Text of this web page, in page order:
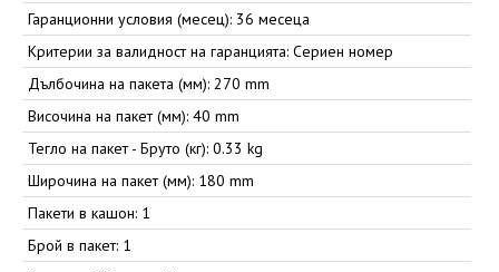
Гаранционни условия (месец): 36 месеца
Критерии за валидност на гаранцията: Сериен номер
Дълбочина на пакета (мм): 270 mm
Височина на пакет (мм): 40 mm
Тегло на пакет - Бруто (кг): 0.33 kg
Широчина на пакет (мм): 180 mm
Пакети в кашон: 1
Брой в пакет: 1